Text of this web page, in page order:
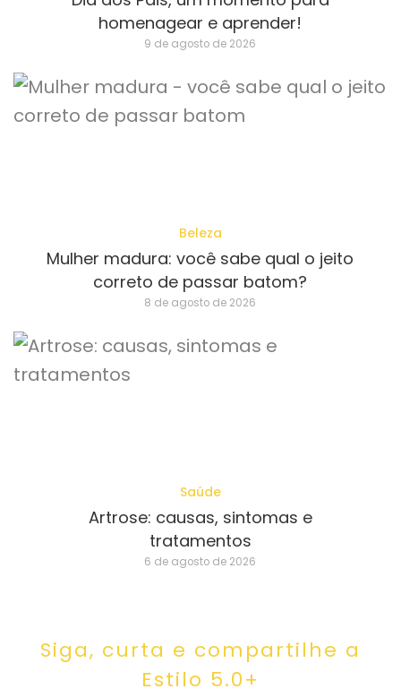
homenagear e aprender!
9 de agosto de 2026
Beleza
Mulher madura: você sabe qual o jeito
correto de passar batom?
8 de agosto de 2026
Saúde
Artrose: causas, sintomas e
tratamentos
6 de agosto de 2026
Siga, curta e compartilhe a
Estilo 5.0+